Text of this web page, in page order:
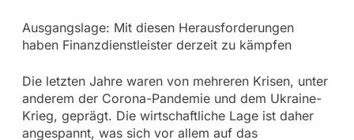
Ausgangslage: Mit diesen Herausforderungen
haben Finanzdienstleister derzeit zu kämpfen
Die letzten Jahre waren von mehreren Krisen, unter
anderem der Corona-Pandemie und dem Ukraine-
Krieg, geprägt. Die wirtschaftliche Lage ist daher
angespannt, was sich vor allem auf das